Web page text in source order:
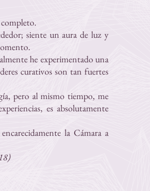
siente un aura de luz y
he experimentado una
curativos son tan fuertes
pero al mismo tiempo, me
es absolutamente
la Cámara a